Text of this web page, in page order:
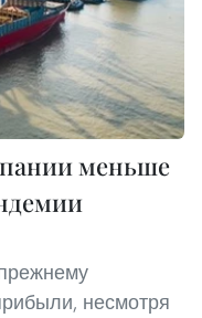
меньше
несмотря